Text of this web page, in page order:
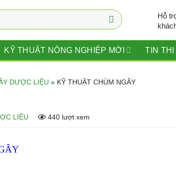
Hỗ
KỸ THUẬT NÔNG NGHIỆP MỚI TIN
DƯỢC LIỆU » KỸ THUẬT CHÙM NGÂY
LIỆU 440 lượt xem